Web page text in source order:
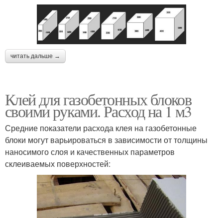
читать дальше →
Клей для газобетонных блоков
своими руками. Расход на 1 м3
Средние показатели расхода клея на газобетонные
блоки могут варьироваться в зависимости от толщины
наносимого слоя и качественных параметров
склеиваемых поверхностей: